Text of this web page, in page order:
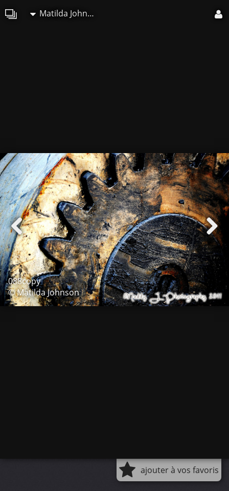
Matilda Johnson
088copy
© Matilda Johnson
ajouter à vos favoris